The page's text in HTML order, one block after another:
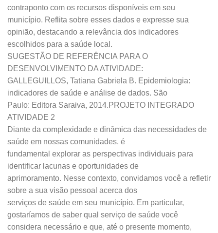
contraponto com os recursos disponíveis em seu
município. Reflita sobre esses dados e expresse sua
opinião, destacando a relevância dos indicadores
escolhidos para a saúde local.
SUGESTÃO DE REFERÊNCIA PARA O
DESENVOLVIMENTO DA ATIVIDADE:
GALLEGUILLOS, Tatiana Gabriela B. Epidemiologia:
indicadores de saúde e análise de dados. São
Paulo: Editora Saraiva, 2014.PROJETO INTEGRADO
ATIVIDADE 2
Diante da complexidade e dinâmica das necessidades de
saúde em nossas comunidades, é
fundamental explorar as perspectivas individuais para
identificar lacunas e oportunidades de
aprimoramento. Nesse contexto, convidamos você a refletir
sobre a sua visão pessoal acerca dos
serviços de saúde em seu município. Em particular,
gostaríamos de saber qual serviço de saúde você
considera necessário e que, até o presente momento,